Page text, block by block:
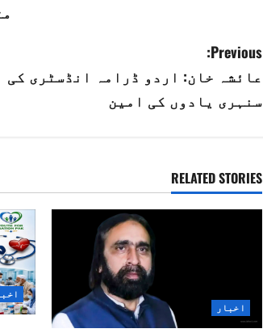
P
o
n
Previous:
عائشہ خان: اردو ڈرامہ انڈسٹری کی
سنہری یادوں کی امین
RELATED STORIES
اخبار